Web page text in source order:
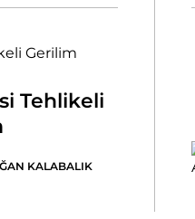
Tehlikeli
KALABALIK